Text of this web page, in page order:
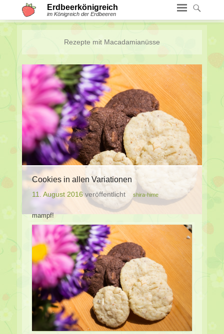
Erdbeerkönigreich
im Königreich der Erdbeeren
Rezepte mit Macadamianüsse
Cookies in allen Variationen
11. August 2016veröffentlicht shira-hime
mampf!